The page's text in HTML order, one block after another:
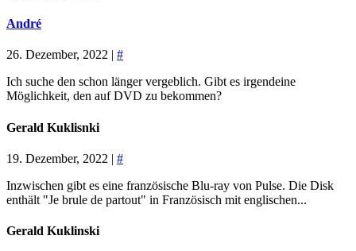
André
26. Dezember, 2022 | #
Ich suche den schon länger vergeblich. Gibt es irgendeine
Möglichkeit, den auf DVD zu bekommen?
Gerald Kuklisnki
19. Dezember, 2022 | #
Inzwischen gibt es eine französische Blu-ray von Pulse. Die Disk
enthält "Je brule de partout" in Französisch mit englischen...
Gerald Kuklinski